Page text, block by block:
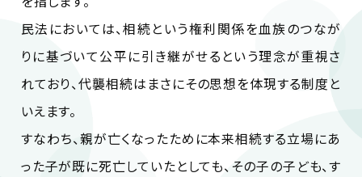
民法においては、相続という権利関係を血族のつなが
りに基づいて公平に引き継がせるという理念が重視さ
れており、代襲相続はまさにその思想を体現する制度と
いえます。
すなわち、親が亡くなったために本来相続する立場にあ
った子が既に死亡していたとしても、その子の子ども、す